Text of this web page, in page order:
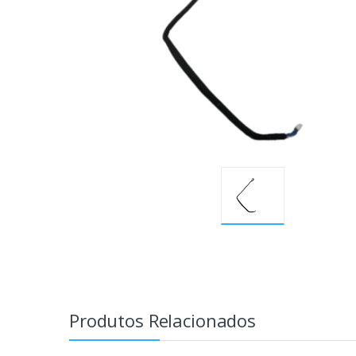
Produtos Relacionados